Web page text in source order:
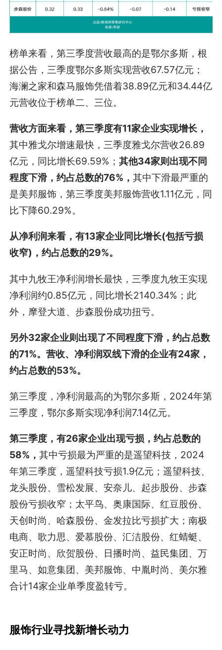
榜单来看，第三季度营收最高的是鄂尔多斯，根
据公告，三季度鄂尔多斯实现营收67.57亿元；
海澜之家和森马服饰凭借着38.89亿元和34.44亿
元营收位于榜单二、三位。
营收方面来看，第三季度有11家企业实现增长，
其中雅戈尔增速最快，三季度雅戈尔营收26.89
亿元，同比增长69.59%；其他34家则出现不同
程度下滑，约占总数的76%，其中下滑最严重的
是美邦服饰，第三季度美邦服饰营收1.11亿元，同
比下降60.29%。
从净利润来看，有13家企业同比增长(包括亏损
收窄)，约占总数的29%。
其中九牧王净利润增长最快，三季度九牧王实现
净利润约0.85亿元，同比增长2140.34%；此
外，摩登大道、步森股份成功扭亏。
另外32家企业则出现了不同程度下滑，约占总数
的71%。营收、净利润双线下滑的企业有24家，
约占总数的53%。
第三季度，净利润最高的为鄂尔多斯，2024年第
三季度，鄂尔多斯实现净利润7.14亿元。
第三季度，有26家企业出现亏损，约占总数的
58%，其中亏损最为严重的是遥望科技，2024
年第三季度，遥望科技亏损1.9亿元；遥望科技、
龙头股份、雪松发展、安奈儿、起步股份、步森
股份亏损收窄；太平鸟、奥康国际、红豆股份、
天创时尚、哈森股份、金发拉比亏损扩大；南极
电商、歌力思、爱慕股份、汇洁股份、红蜻蜓、
安正时尚、欣贺股份、日播时尚、益民集团、万
里马、如意集团、美邦服饰、中胤时尚、美尔雅
合计14家企业单季度盈转亏。
服饰行业寻找新增长动力